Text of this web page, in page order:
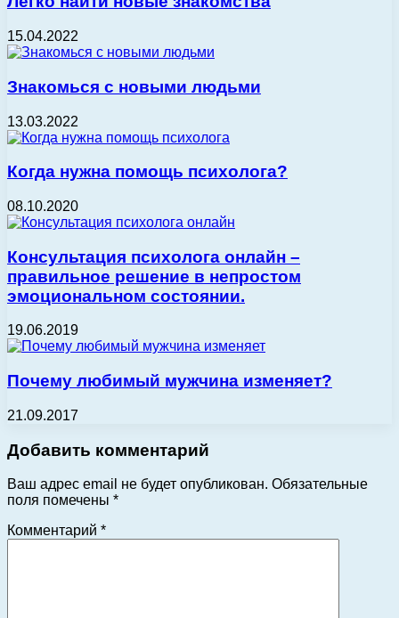
15.04.2022
Знакомься с новыми людьми
13.03.2022
Когда нужна помощь психолога?
08.10.2020
Консультация психолога онлайн –
правильное решение в непростом
эмоциональном состоянии.
19.06.2019
Почему любимый мужчина изменяет?
21.09.2017
Добавить комментарий
Ваш адрес email не будет опубликован. Обязательные
поля помечены *
Комментарий *